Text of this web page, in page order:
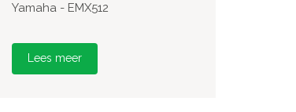
Yamaha - EMX512
Lees meer